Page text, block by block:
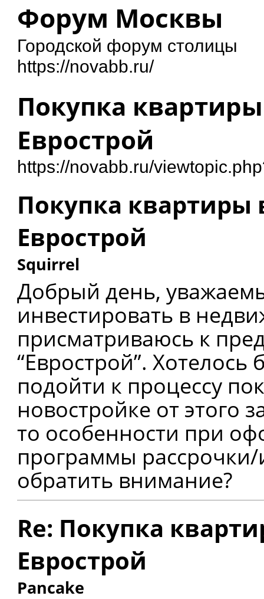
Форум Москвы
Городской форум столицы
https://novabb.ru/
Покупка
Еврострой
https://novabb.ru/
Покупка квартиры
Еврострой
Squirrel
Добрый день,
инвестировать в
присматриваюсь к
“Еврострой”.
подойти к процессу
новостройке от этого
то особенности при
программы рассрочки/
обратить внимание?
Re: Покупка
Еврострой
Pancake